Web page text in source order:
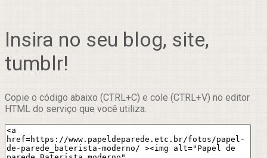
Insira no seu blog, site,
tumblr!
Copie o código abaixo (CTRL+C) e cole (CTRL+V) no editor
HTML do serviço que você utiliza.